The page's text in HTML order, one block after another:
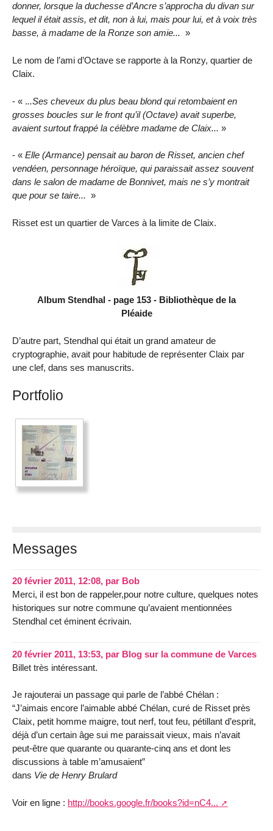
donner, lorsque la duchesse d’Ancre s’approcha du divan sur
lequel il était assis, et dit, non à lui, mais pour lui, et à voix très
basse, à madame de la Ronze son amie... »
Le nom de l’ami d’Octave se rapporte à la Ronzy, quartier de
Claix.
- « ...Ses cheveux du plus beau blond qui retombaient en
grosses boucles sur le front qu’il (Octave) avait superbe,
avaient surtout frappé la célèbre madame de Claix... »
- « Elle (Armance) pensait au baron de Risset, ancien chef
vendéen, personnage héroïque, qui paraissait assez souvent
dans le salon de madame de Bonnivet, mais ne s’y montrait
que pour se taire... »
Risset est un quartier de Varces à la limite de Claix.
Album Stendhal - page 153 - Bibliothèque de la
Pléaide
D’autre part, Stendhal qui était un grand amateur de
cryptographie, avait pour habitude de représenter Claix par
une clef, dans ses manuscrits.
Portfolio
Messages
20 février 2011, 12:08, par Bob
Merci, il est bon de rappeler,pour notre culture, quelques notes
historiques sur notre commune qu’avaient mentionnées
Stendhal cet éminent écrivain.
20 février 2011, 13:53, par Blog sur la commune de Varces
Billet très intéressant.
Je rajouterai un passage qui parle de l’abbé Chélan :
“J’aimais encore l’aimable abbé Chélan, curé de Risset près
Claix, petit homme maigre, tout nerf, tout feu, pétillant d’esprit,
déjà d’un certain âge sui me paraissait vieux, mais n’avait
peut-être que quarante ou quarante-cinq ans et dont les
discussions à table m’amusaient”
dans Vie de Henry Brulard
Voir en ligne : http://books.google.fr/books?id=nC4...